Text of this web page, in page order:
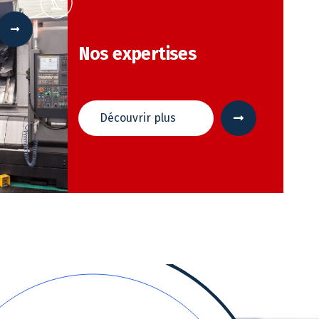
de confidentialité, en garantissant la conformité avec
Nos expertises
Découvrir plus